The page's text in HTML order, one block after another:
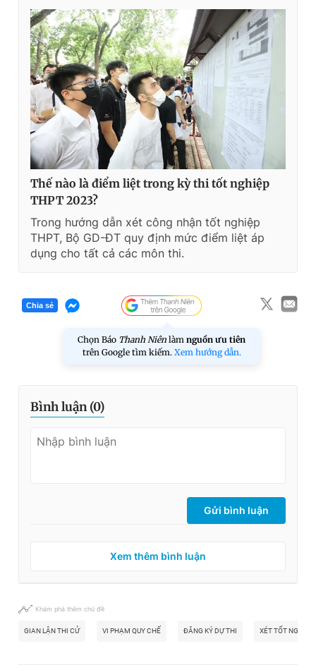
Thế nào là điểm liệt trong kỳ thi tốt nghiệp
THPT 2023?
Trong hướng dẫn xét công nhận tốt nghiệp
THPT, Bộ GD-ĐT quy định mức điểm liệt áp
dụng cho tất cả các môn thi.
Chia sẻ
Chọn Báo Thanh Niên làm nguồn ưu tiên
trên Google tìm kiếm. Xem hướng dẫn.
Bình luận (0)
Gửi bình luận
Xem thêm bình luận
Khám phá thêm chủ đề
GIAN LẬN THI CỬ VI PHẠM QUY CHẾ ĐĂNG KÝ DỰ THI XÉT TỐT NGHIỆP